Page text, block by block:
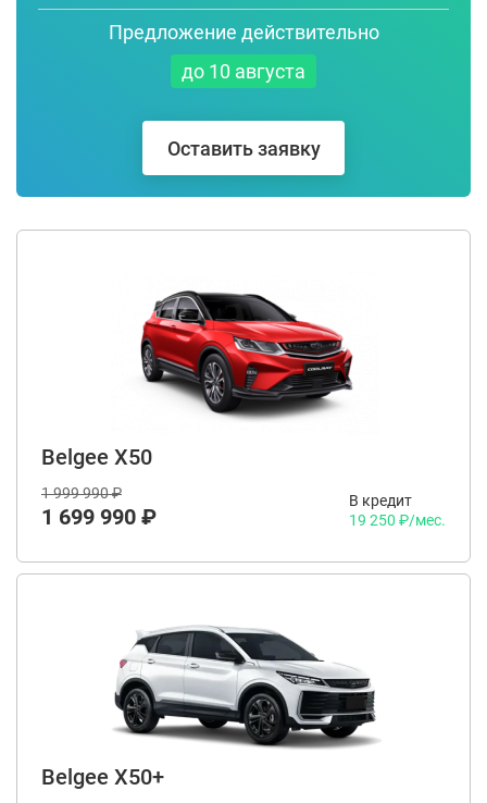
Предложение действительно
до 10 августа
Оставить заявку
Belgee X50
1 999 990 ₽
1 699 990 ₽
В кредит
19 250 ₽/мес.
Belgee X50+